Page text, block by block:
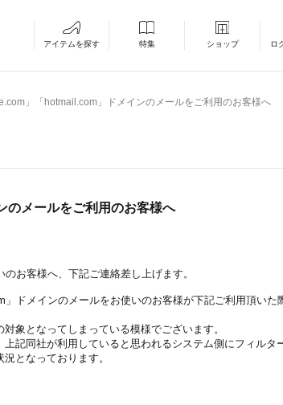
アイテムを探す 特集 ショップ ロ
」「hotmail.com」ドメインのメールをご利用のお客様へ
メールをご利用のお客様へ
お客様へ、下記ご連絡差し上げます。
ドメインのメールをお使いのお客様が下記ご利用頂いた
象となってしまっている模様でございます。
記同社が利用していると思われるシステム側にフィルタ
となっております。